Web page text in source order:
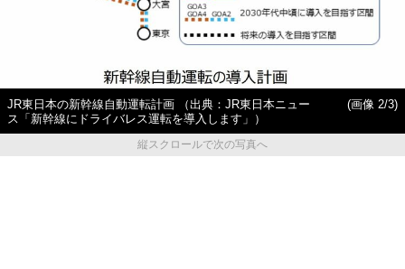
JR東日本の新幹線自動運転計画 （出典：JR東日本ニュー
ス「新幹線にドライバレス運転を導入します」）
(画像 2/3)
縦スクロールで次の写真へ